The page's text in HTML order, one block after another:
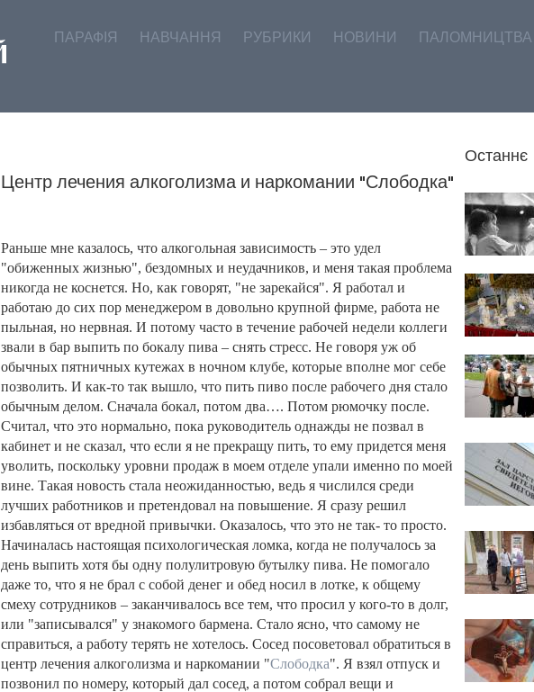
ПАРАФІЯ НАВЧАННЯ РУБРИКИ НОВИНИ ПАЛОМНИЦТВА
Центр лечения алкоголизма и наркомании "Слободка"
Раньше мне казалось, что алкогольная зависимость – это удел
"обиженных жизнью", бездомных и неудачников, и меня такая проблема
никогда не коснется. Но, как говорят, "не зарекайся". Я работал и
работаю до сих пор менеджером в довольно крупной фирме, работа не
пыльная, но нервная. И потому часто в течение рабочей недели коллеги
звали в бар выпить по бокалу пива – снять стресс. Не говоря уж об
обычных пятничных кутежах в ночном клубе, которые вполне мог себе
позволить. И как-то так вышло, что пить пиво после рабочего дня стало
обычным делом. Сначала бокал, потом два…. Потом рюмочку после.
Считал, что это нормально, пока руководитель однажды не позвал в
кабинет и не сказал, что если я не прекращу пить, то ему придется меня
уволить, поскольку уровни продаж в моем отделе упали именно по моей
вине. Такая новость стала неожиданностью, ведь я числился среди
лучших работников и претендовал на повышение. Я сразу решил
избавляться от вредной привычки. Оказалось, что это не так- то просто.
Начиналась настоящая психологическая ломка, когда не получалось за
день выпить хотя бы одну полулитровую бутылку пива. Не помогало
даже то, что я не брал с собой денег и обед носил в лотке, к общему
смеху сотрудников – заканчивалось все тем, что просил у кого-то в долг,
или "записывался" у знакомого бармена. Стало ясно, что самому не
справиться, а работу терять не хотелось. Сосед посоветовал обратиться в
центр лечения алкоголизма и наркомании "Слободка". Я взял отпуск и
позвонил по номеру, который дал сосед, а потом собрал вещи и
Останнє